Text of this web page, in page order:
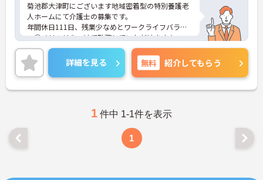
菊池郡大津町にございます地域密着型の特別養護老
人ホームにて介護士の募集です。
年間休日111日、残業少なめとワークライフバラン
ス◎メリハリをつけて勤務していただけます★
また産休育休制度や法人内保育園の利用制度など、
子育て世代にも嬉しい環境が整っていますよ♪福利
厚生充実で働きやすさは抜群◎
マイカー通勤OKなので、通勤のストレスが少ないの
も嬉しいポイント！
詳細をお話しいたしますのでお気軽にご相談くださ
詳細を見る 無料 紹介してもらう
1 件中 1-1件を表示
1